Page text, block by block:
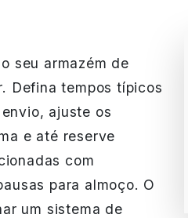
seu armazém de
Defina tempos típicos
ajuste os
e até reserve
com
para almoço. O
um sistema de